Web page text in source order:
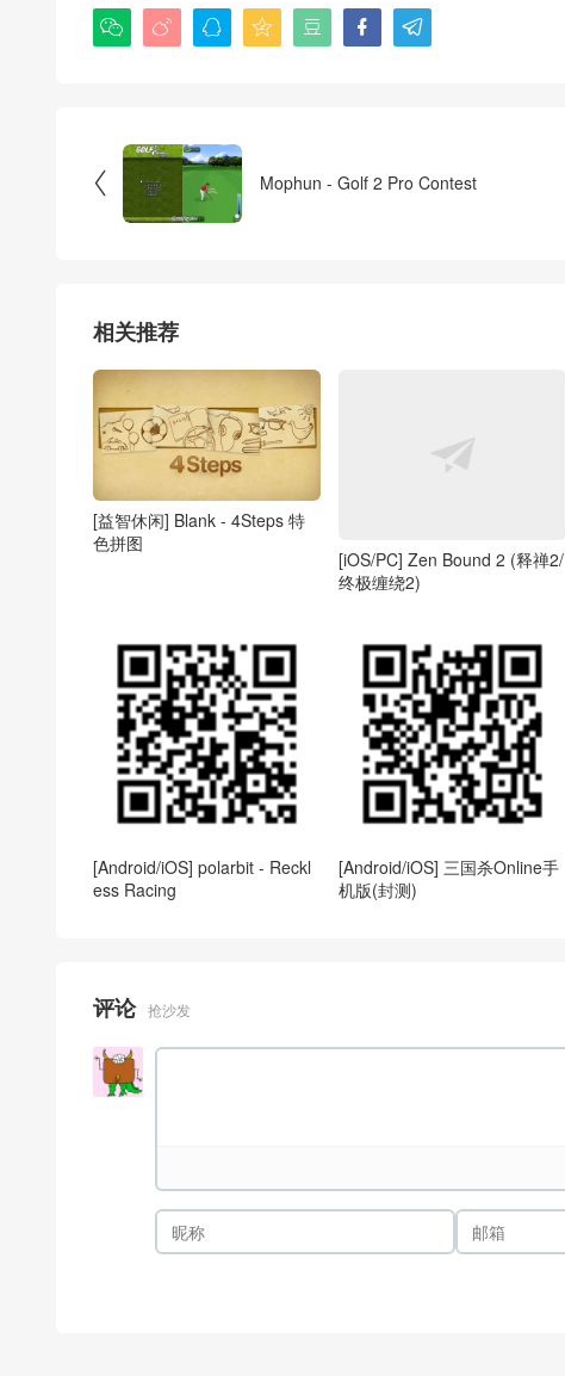
      
 Mophun - Golf 2 Pro Contest
相关推荐
[益智休闲] Blank - 4Steps 特
色拼图
[iOS/PC] Zen Bound 2 (释禅2/
终极缠绕2)
[Android/iOS] polarbit - Reckl
ess Racing
[Android/iOS] 三国杀Online手
机版(封测)
评论 抢沙发